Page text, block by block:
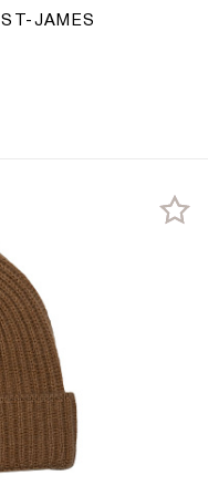
JAMES